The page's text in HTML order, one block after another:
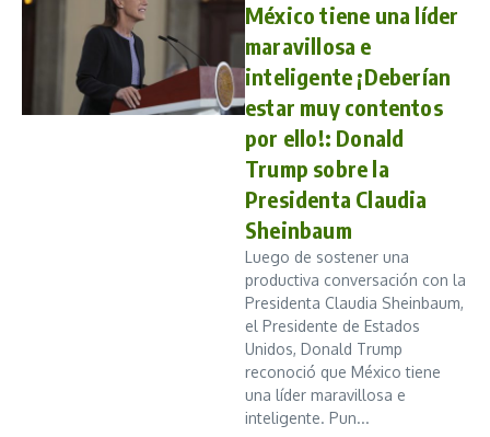
México tiene una líder
maravillosa e
inteligente ¡Deberían
estar muy contentos
por ello!: Donald
Trump sobre la
Presidenta Claudia
Sheinbaum
Luego de sostener una
productiva conversación con la
Presidenta Claudia Sheinbaum,
el Presidente de Estados
Unidos, Donald Trump
reconoció que México tiene
una líder maravillosa e
inteligente. Pun...